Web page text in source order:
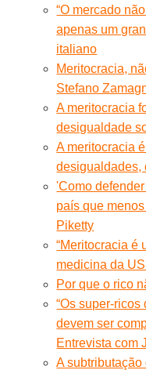
“O mercado
apenas um
italiano
Meritocracia,
Stefano
A meritocracia
desigualdade
A meritocracia
desigualdades,
'Como
país que
Piketty
“Meritocracia é
medicina da
Por que o rico
“Os super-
devem ser
Entrevista com
A subtributação